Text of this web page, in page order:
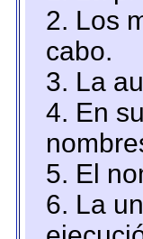
2. Los
cabo.
3. La
4. En
5. El
6. La